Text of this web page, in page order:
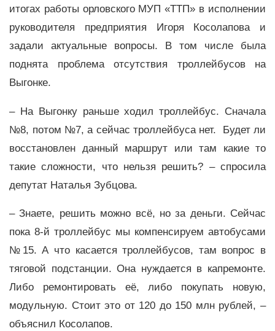
итогах работы орловского МУП «ТТП» в исполнении
руководителя предприятия Игоря Косолапова и
задали актуальные вопросы. В том числе была
поднята проблема отсутствия троллейбусов на
Выгонке.
– На Выгонку раньше ходил троллейбус. Сначала
№8, потом №7, а сейчас троллейбуса нет. Будет ли
восстановлен данный маршрут или там какие то
такие сложности, что нельзя решить? – спросила
депутат Наталья Зубцова.
– Знаете, решить можно всё, но за деньги. Сейчас
пока 8-й троллейбус мы компенсируем автобусами
№15. А что касается троллейбусов, там вопрос в
тяговой подстанции. Она нуждается в капремонте.
Либо ремонтировать её, либо покупать новую,
модульную. Стоит это от 120 до 150 млн рублей, –
объяснил Косолапов.